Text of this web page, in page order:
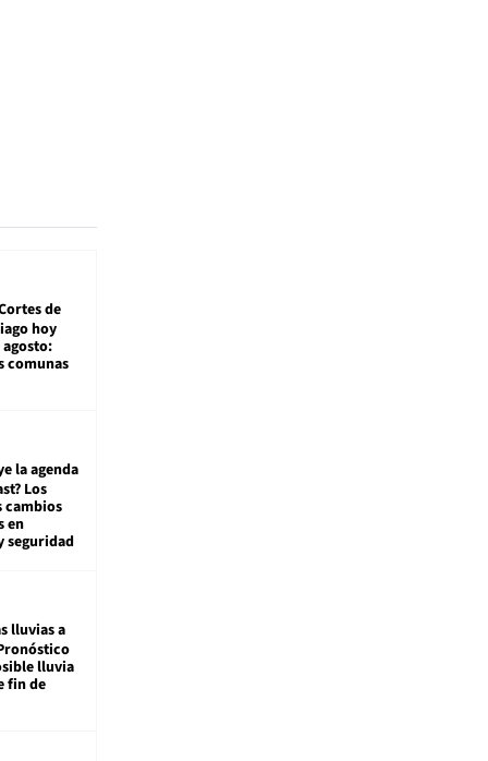
de
hoy
agosto:
comunas
la agenda
Los
cambios
en
seguridad
lluvias a
lluvia
fin de